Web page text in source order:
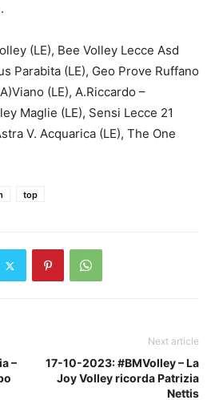
(LE), Bee Volley Lecce Asd
Parabita (LE), Geo Prove Ruffano
(LE), A.Riccardo –
Maglie (LE), Sensi Lecce 21
V. Acquarica (LE), The One
top
–
Next article
17-10-2023: #BMVolley – La
Joy Volley ricorda Patrizia
Nettis